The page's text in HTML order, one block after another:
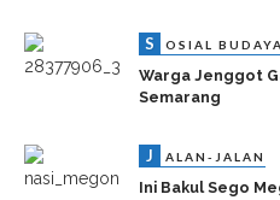
S OSIAL BUDAYA
Warga Jenggot
Semarang
J ALAN-JALAN
Ini Bakul Sego